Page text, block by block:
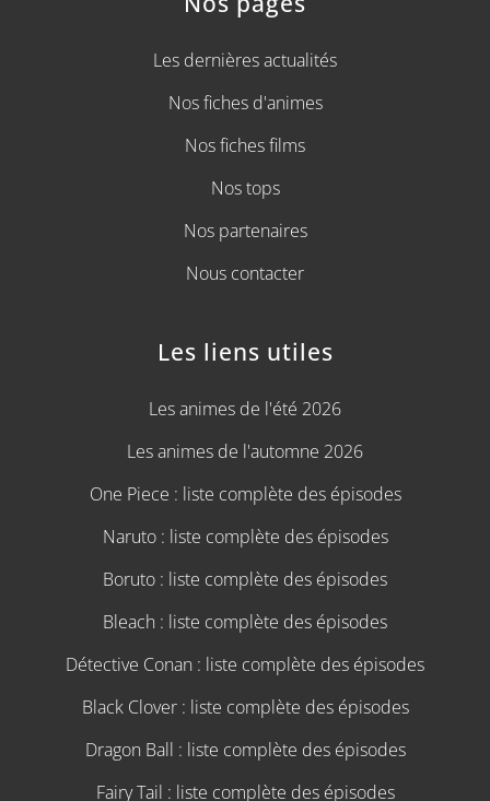
Les dernières actualités
Nos fiches d'animes
Nos fiches films
Nos tops
Nos partenaires
Nous contacter
Les liens utiles
Les animes de l'été 2026
Les animes de l'automne 2026
One Piece : liste complète des épisodes
Naruto : liste complète des épisodes
Boruto : liste complète des épisodes
Bleach : liste complète des épisodes
Détective Conan : liste complète des épisodes
Black Clover : liste complète des épisodes
Dragon Ball : liste complète des épisodes
Fairy Tail : liste complète des épisodes